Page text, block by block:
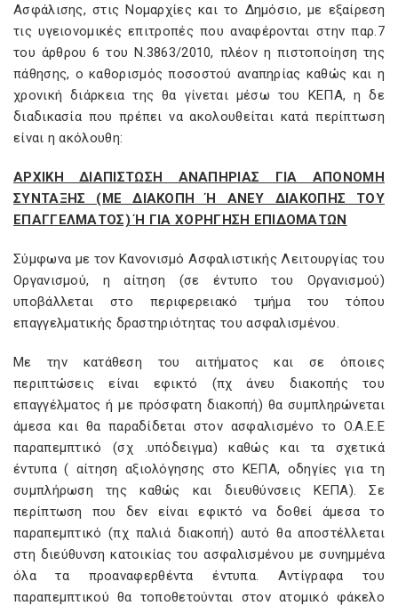
Ασφάλισης, στις Νομαρχίες και το Δημόσιο, με εξαίρεση
τις υγειονομικές επιτροπές που αναφέρονται στην παρ.7
του άρθρου 6 του Ν.3863/2010, πλέον η πιστοποίηση της
πάθησης, ο καθορισμός ποσοστού αναπηρίας καθώς και η
χρονική διάρκεια της θα γίνεται μέσω του ΚΕΠΑ, η δε
διαδικασία που πρέπει να ακολουθείται κατά περίπτωση
είναι η ακόλουθη:
ΑΡΧΙΚΗ ΔΙΑΠΙΣΤΩΣΗ ΑΝΑΠΗΡΙΑΣ ΓΙΑ ΑΠΟΝΟΜΗ
ΣΥΝΤΑΞΗΣ (ΜΕ ΔΙΑΚΟΠΗ Ή ΑΝΕΥ ΔΙΑΚΟΠΗΣ ΤΟΥ
ΕΠΑΓΓΕΛΜΑΤΟΣ) Ή ΓΙΑ ΧΟΡΗΓΗΣΗ ΕΠΙΔΟΜΑΤΩΝ
Σύμφωνα με τον Κανονισμό Ασφαλιστικής Λειτουργίας του
Οργανισμού, η αίτηση (σε έντυπο του Οργανισμού)
υποβάλλεται στο περιφερειακό τμήμα του τόπου
επαγγελματικής δραστηριότητας του ασφαλισμένου.
Με την κατάθεση του αιτήματος και σε όποιες
περιπτώσεις είναι εφικτό (πχ άνευ διακοπής του
επαγγέλματος ή με πρόσφατη διακοπή) θα συμπληρώνεται
άμεσα και θα παραδίδεται στον ασφαλισμένο το O.A.E.E
παραπεμπτικό (σχ .υπόδειγμα) καθώς και τα σχετικά
έντυπα ( αίτηση αξιολόγησης στο ΚΕΠΑ, οδηγίες για τη
συμπλήρωση της καθώς και διευθύνσεις ΚΕΠΑ). Σε
περίπτωση που δεν είναι εφικτό να δοθεί άμεσα το
παραπεμπτικό (πχ παλιά διακοπή) αυτό θα αποστέλλεται
στη διεύθυνση κατοικίας του ασφαλισμένου με συνημμένα
όλα τα προαναφερθέντα έντυπα. Αντίγραφα του
παραπεμπτικού θα τοποθετούνται στον ατομικό φάκελο